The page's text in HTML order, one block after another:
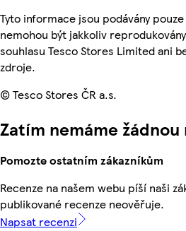
Tyto informace jsou podávány
nemohou být jakkoliv
souhlasu Tesco Stores Limited ani
zdroje.
© Tesco Stores ČR a.s.
Zatím nemáme žádnou
Pomozte ostatním zákazníkům
Recenze na našem webu píší naši
publikované recenze neověřuje.
Napsat recenzi